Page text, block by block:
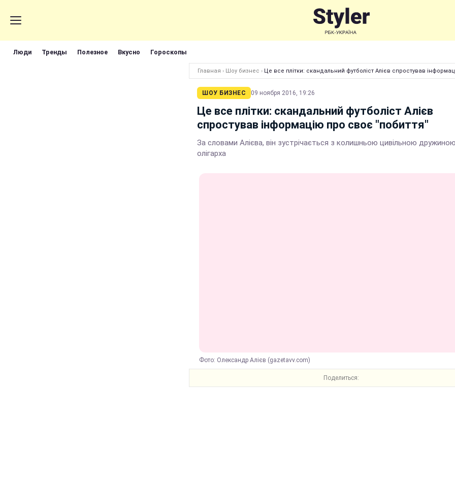
Люди Тренды Полезное Вкусно Гороскопы
Главная › Шоу бизнес › Це все плітки: скандальний футболіст Алієв спростував
ШОУ БИЗНЕС 09 ноября 2016, 19:26
Це все плітки: скандальний футболіст Алієв
спростував інформацію про своє "побиття"
За словами Алієва, він зустрічається з колишньою цивільною дружиною
олігарха
Фото: Олександр Алієв (gazetavv.com)
Поделиться: